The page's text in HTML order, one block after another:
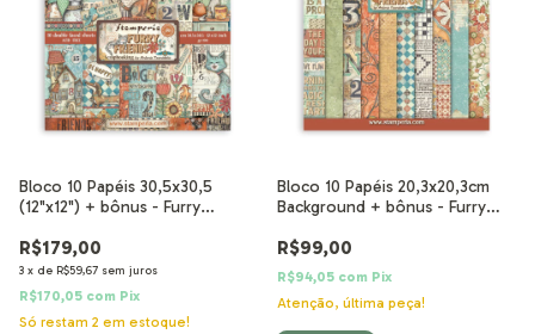
Bloco 10 Papéis 30,5x30,5
(12"x12") + bônus - Furry
R$179,00
3 x de R$59,67 sem juros
R$170,05 com Pix
Só restam 2 em estoque!
Bloco 10 Papéis 20,3x20,3cm
Background + bônus - Furry
R$99,00
R$94,05 com Pix
Atenção, última peça!